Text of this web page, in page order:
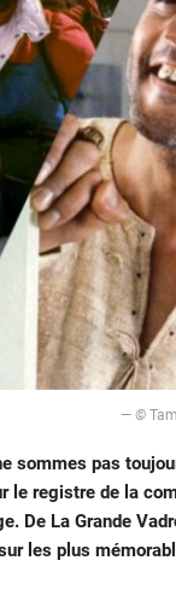
― ©
sommes pas
registre de la
De La Grande
les plus